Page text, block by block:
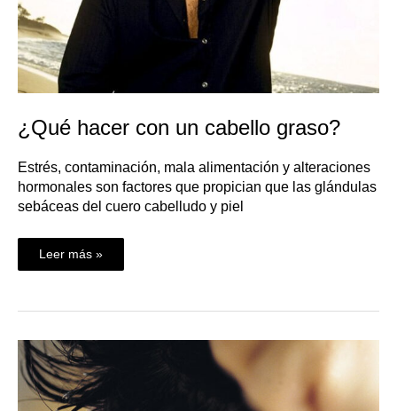
¿Qué hacer con un cabello graso?
Estrés, contaminación, mala alimentación y alteraciones
hormonales son factores que propician que las glándulas
sebáceas del cuero cabelludo y piel
Leer más »
¿Qué
hacer
con
un
cabello
con